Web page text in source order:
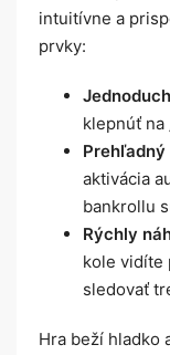
intuitívne a
prvky:
klepnúť na
aktivácia
bankrollu
Rýchly
kole vidíte
sledovať
Hra beží hladko